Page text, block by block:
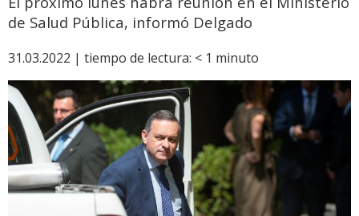
de Salud Pública, informó Delgado
31.03.2022 | tiempo de lectura: < 1 minuto